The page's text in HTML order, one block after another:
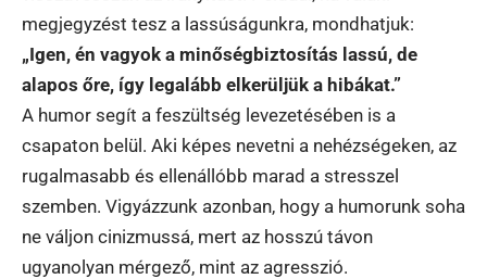
megjegyzést tesz a lassúságunkra, mondhatjuk:
„Igen, én vagyok a minőségbiztosítás lassú, de
alapos őre, így legalább elkerüljük a hibákat.”
A humor segít a feszültség levezetésében is a
csapaton belül. Aki képes nevetni a nehézségeken, az
rugalmasabb és ellenállóbb marad a stresszel
szemben. Vigyázzunk azonban, hogy a humorunk soha
ne váljon cinizmussá, mert az hosszú távon
ugyanolyan mérgező, mint az agresszió.